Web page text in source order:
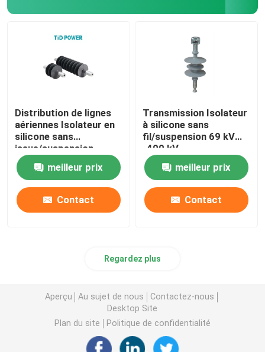
Rameau en fibre de verre époxy
D'une épaisseur n'excédant pas 1 mm
fusible coupé
Machine isolante
Échafaudages isolés
FRP a moulé des produits
Distribution de lignes
aériennes Isolateur en
silicone sans
issue/suspension
11kV-69kV
meilleur prix
Contact
Transmission Isolateur
à silicone sans
fil/suspension 69 kV
-400 kV
meilleur prix
Contact
Regardez plus
Aperçu Au sujet de nous
Contactez-nous
Desktop Site
Plan du site
Politique de confidentialité